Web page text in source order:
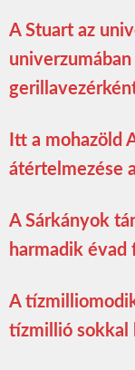
A Stuart az
Itt a mohazöld
átértelmezése
A Sárkányok
harmadik évad
A
tízmillió sokkal